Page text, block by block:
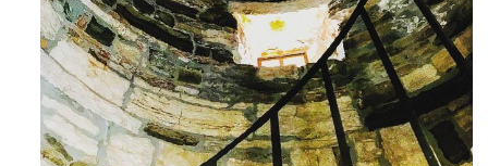
Avg 3